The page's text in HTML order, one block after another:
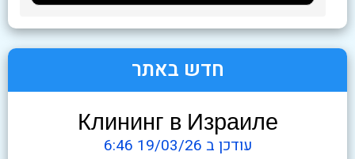
חדש באתר
Клининг в Израиле
עודכן ב 19/03/26 6:46